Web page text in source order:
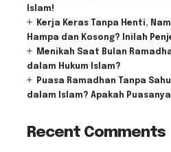
Islam!
Kerja Keras Tanpa Henti,
Hampa dan Kosong? Inilah
Menikah Saat Bulan
dalam Hukum Islam?
Puasa Ramadhan Tanpa
dalam Islam? Apakah
Recent Comments